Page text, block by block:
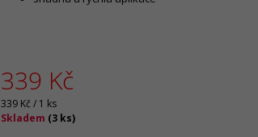
339 Kč
Měrná
cena:
339 Kč / 1 ks
Skladem (3 ks)